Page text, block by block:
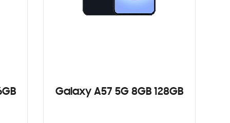
Galaxy A57 5G 8GB 128GB